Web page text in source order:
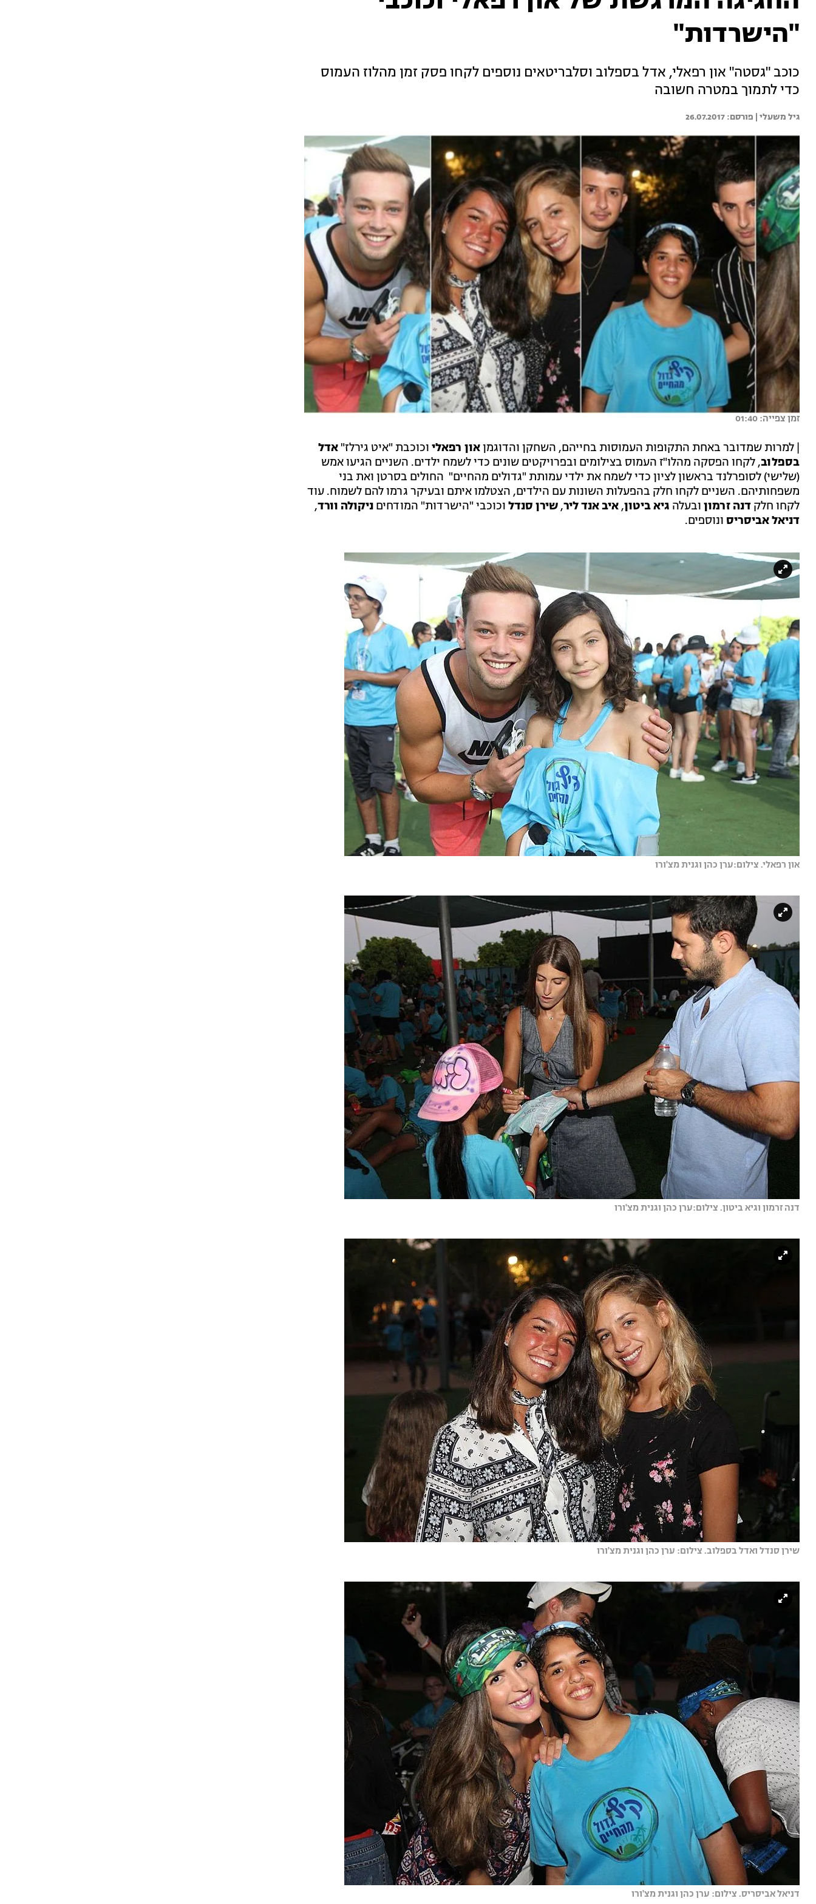
"הישרדות"
כוכב "גסטה" און רפאלי, אדל בספלוב וסלבריטאים נוספים לקחו פסק זמן מהלוז העמוס
כדי לתמוך במטרה חשובה
גיל משעלי | 26.07.2017
זמן צפייה: 01:40
| למרות שמדובר באחת התקופות העמוסות בחייהם, השחקן והדוגמןאון רפאלי וכוכבת "איט גירלז"אדל
בספלוב, לקחו הפסקה מהלו"ז העמוס בצילומים ובפרויקטים שונים כדי לשמח ילדים. השניים הגיעו אמש
(שלישי) לסופרלנד בראשון לציון כדי לשמח את ילדי עמותת "גדולים מהחיים" החולים בסרטן ואת בני
משפחותיהם. השניים לקחו חלק בהפעלות השונות עם הילדים, הצטלמו איתם ובעיקר גרמו להם לשמוח. עוד
לקחו חלק דנה זרמון ובעלה גיא ביטון,איב אנד ליר,שירן סנדל וכוכבי "הישרדות" המודחים ניקולה וורד,
דניאל אביסריס ונוספים.
און רפאלי. צילום:ערן כהן וגנית מצ'ורו
דנה זרמון וגיא ביטון. צילום:ערן כהן וגנית מצ'ורו
שירן סנדל ואדל בספלוב. צילום: ערן כהן וגנית מצ'ורו
דניאל אביסריס. צילום: ערן כהן וגנית מצ'ורו